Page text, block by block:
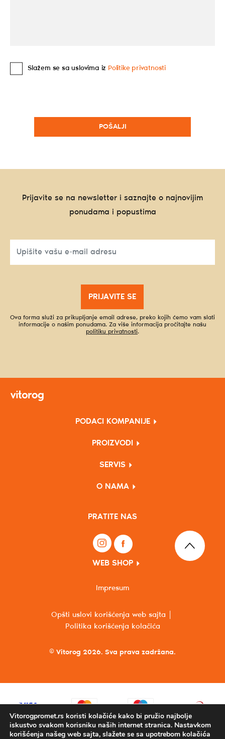
Slažem se sa uslovima iz Politike privatnosti
Prijavite se na newsletter i saznajte o najnovijim
ponudama i popustima
PRIJAVITE SE
Ova forma služi za prikupljanje email adrese, preko kojih ćemo vam slati
informacije o našim ponudama. Za više informacija pročitajte našu
politiku privatnosti.
PODACI KOMPANIJE
PROIZVODI
SERVIS
O NAMA
PRATITE NAS
WEB SHOP
© Vitorog 2026. Sva prava zadržana.
Opšti uslovi korišćenja web sajta
Politika korišćenja kolačića
Impresum
Vitorogpromet.rs koristi kolačiće kako bi pružio najbolje
iskustvo svakom korisniku naših internet stranica. Nastavkom
korišćenja našeg web sajta, slažete se sa upotrebom kolačića